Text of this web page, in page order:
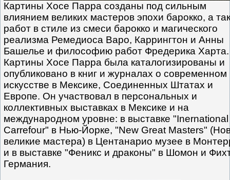
Картины Хосе Парра созданы под сильным
влиянием великих мастеров эпохи барокко, а
работ в стиле из смеси барокко и магического
реализма Ремедиоса Варо, Каррингтон и Анны
Башелье и философию работ Фредерика Харта.
Картины Хосе Парра была каталогизированы и
опубликовано в книг и журналах о современном
искусстве в Мексике, Соединенных Штатах и
Европе. Он участвовал в персональных и
коллективных выставках в Мексике и на
международном уровне: в выставке "Inernational
Carrefour" в Нью-Йорке, "New Great Masters"
великие мастера) в Центанарио музее в
и в выставке "Феникс и драконы" в Шомон и
Германия.